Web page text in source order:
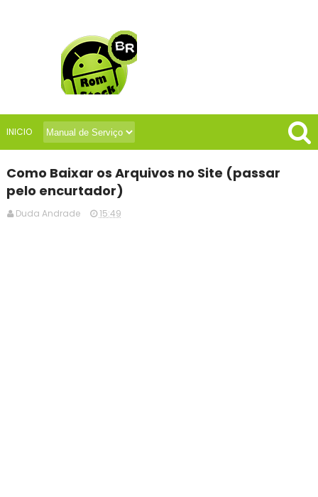
INICIO
Como Baixar os Arquivos no Site (passar
pelo encurtador)
Duda Andrade 15:49